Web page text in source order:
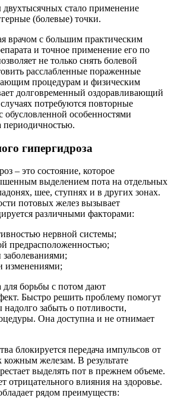
стало применение
(болевые) точки.
врачом с большим практическим
и точное применение его по
не только снять болевой
расслабленные пораженные
процедурам и физическим
долговременный оздоравливающий
потребуются повторные
обусловленной особенностями
периодичностью.
гипергидроза
– это состояние, которое
выделением пота на отдельных
шее, ступнях и в других зонах.
потовых желез вызывает
различными факторами:
нервной системы;
предрасположенностью;
изменениями;
для борьбы с потом дают
Быстро решить проблему помогут
забыть о потливости,
Она доступна и не отнимает
блокируется передача импульсов от
железам. В результате
выделять пот в прежнем объеме.
отрицательного влияния на здоровье.
рядом преимуществ: